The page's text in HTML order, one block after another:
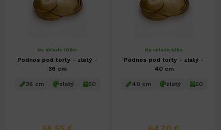
Na sklade 101ks
Podnos pod torty - zlatý -
36 cm
36 cm zlatý 50
Na sklade 10ks
Podnos pod torty - zlatý -
40 cm
40 cm zlatý 50